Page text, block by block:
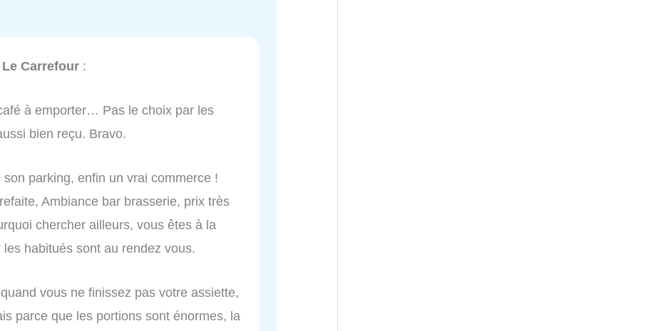
Carrefour :
à emporter… Pas le choix par les
bien reçu. Bravo.
parking, enfin un vrai commerce !
Ambiance bar brasserie, prix très
chercher ailleurs, vous êtes à la
habitués sont au rendez vous.
vous ne finissez pas votre assiette,
parce que les portions sont énormes, la